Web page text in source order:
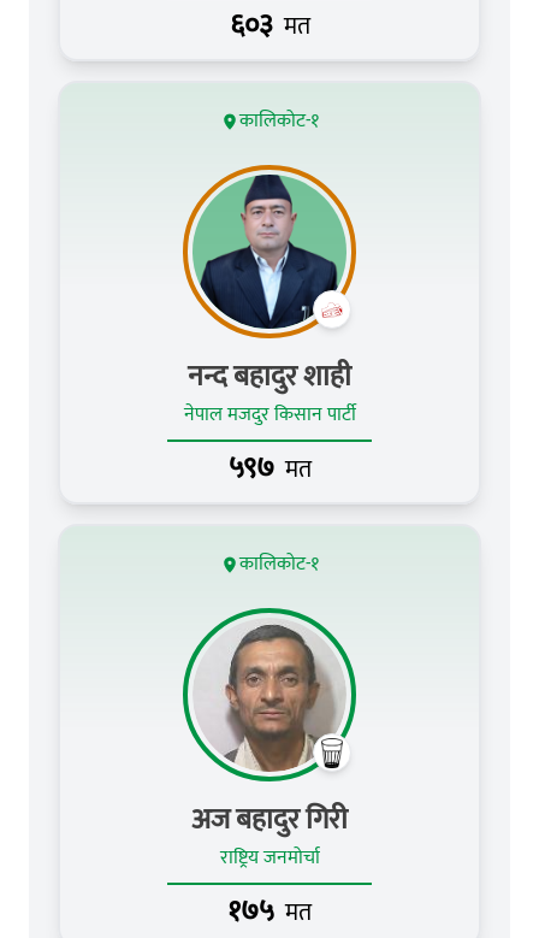
६०३ मत
कालिकोट-१
नन्द बहादुर शाही
नेपाल मजदुर किसान पार्टी
५९७ मत
कालिकोट-१
अज बहादुर गिरी
राष्ट्रिय जनमोर्चा
१७५ मत